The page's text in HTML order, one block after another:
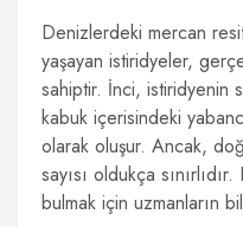
Denizlerdeki mercan
yaşayan istiridyeler,
sahiptir. İnci, istiridyenin
kabuk içerisindeki
olarak oluşur. Ancak,
sayısı oldukça
bulmak için uzmanların